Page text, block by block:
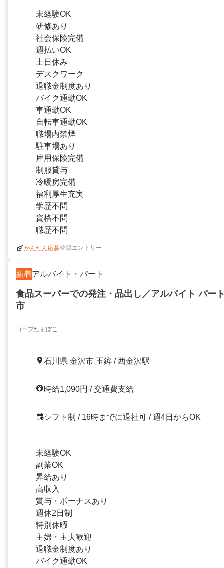
未経験OK
研修あり
社会保険完備
週払いOK
土日休み
デスクワーク
退職金制度あり
バイク通勤OK
車通勤OK
自転車通勤OK
職場内禁煙
駐車場あり
雇用保険完備
制服貸与
冷暖房完備
福利厚生充実
学歴不問
資格不問
職歴不問
かんたん応募登録エントリー
新着アルバイト・パート
食品スーパーでの発注・品出し／アルバイト パー
市
コープたまぼこ
石川県 金沢市 玉鉾 / 西金沢駅
時給1,090円 / 交通費支給
シフト制 / 16時までに退社可 / 週4日からOK
未経験OK
副業OK
昇給あり
高収入
賞与・ボーナスあり
週休2日制
特別休暇
主婦・主夫歓迎
退職金制度あり
バイク通勤OK